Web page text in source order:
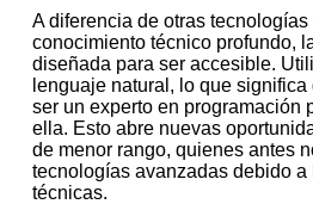
A diferencia de otras
conocimiento técnico profundo,
diseñada para ser accesible.
lenguaje natural, lo que
ser un experto en programación
ella. Esto abre nuevas
de menor rango, quienes antes
tecnologías avanzadas debido
técnicas.